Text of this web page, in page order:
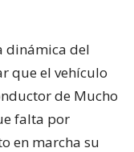
dinámica del
que el vehículo
de Mucho
falta por
en marcha su